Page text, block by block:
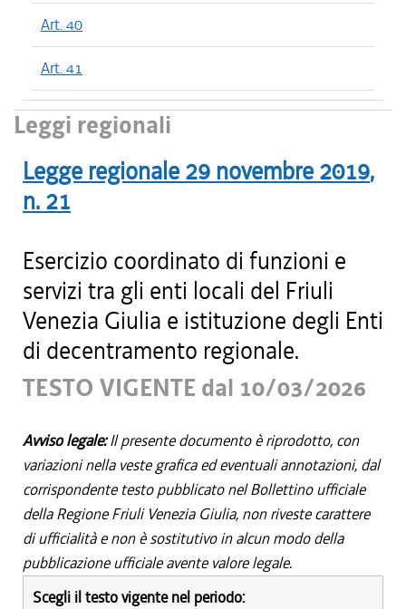
Art. 40
Art. 41
Leggi regionali
Legge regionale 29 novembre 2019,
n. 21
Esercizio coordinato di funzioni e
servizi tra gli enti locali del Friuli
Venezia Giulia e istituzione degli Enti
di decentramento regionale.
TESTO VIGENTE dal 10/03/2026
Avviso legale:Il presente documento è riprodotto, con
variazioni nella veste grafica ed eventuali annotazioni, dal
corrispondente testo pubblicato nel Bollettino ufficiale
della Regione Friuli Venezia Giulia, non riveste carattere
di ufficialità e non è sostitutivo in alcun modo della
pubblicazione ufficiale avente valore legale.
Scegli il testo vigente nel periodo: